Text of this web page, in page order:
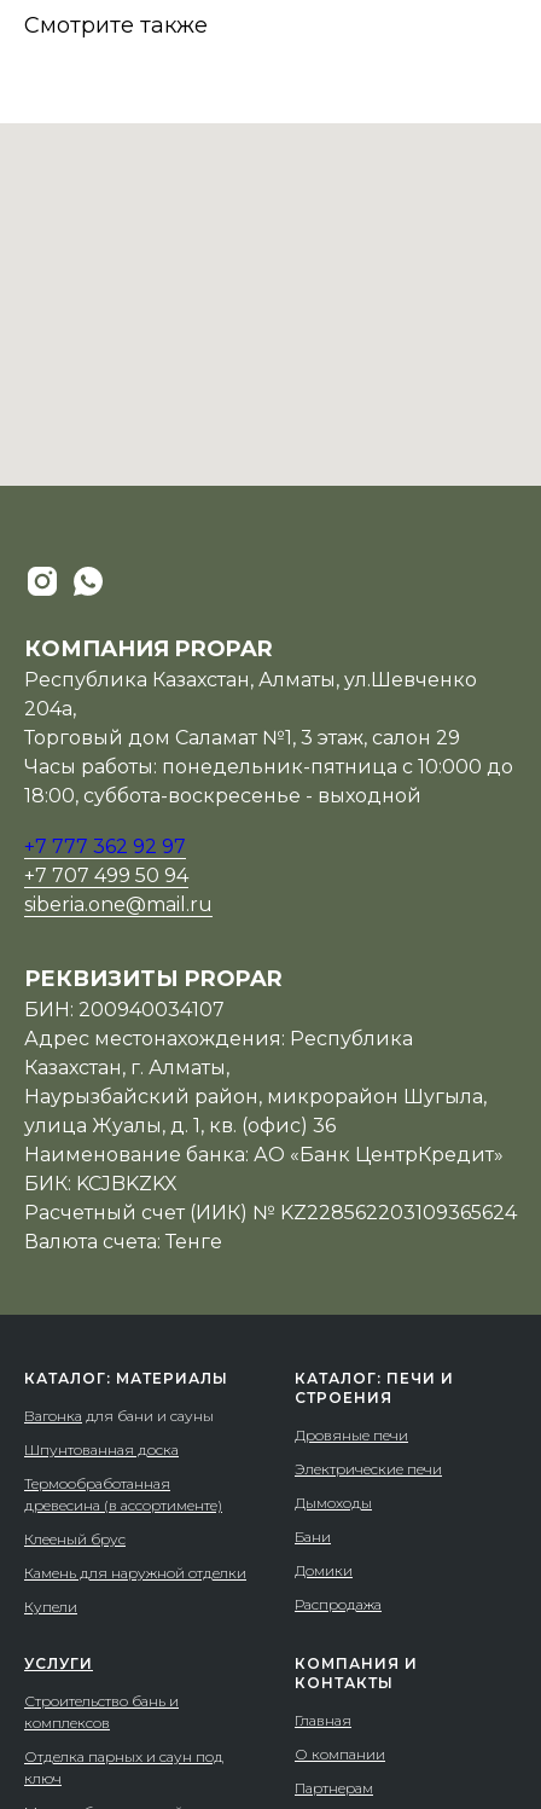
Смотрите также
КОМПАНИЯ PROPAR
Республика Казахстан, Алматы, ул.Шевченко
204а,
Торговый дом Саламат №1, 3 этаж, салон 29
Часы работы: понедельник-пятница с 10:000 до
18:00, суббота-воскресенье - выходной
+7 777 362 92 97
+7 707 499 50 94
siberia.one@mail.ru
РЕКВИЗИТЫ PROPAR
БИН: 200940034107
Адрес местонахождения: Республика
Казахстан, г. Алматы,
Наурызбайский район, микрорайон Шугыла,
улица Жуалы, д. 1, кв. (офис) 36
Наименование банка: АО «Банк ЦентрКредит»
БИК: KCJBKZKX
Расчетный счет (ИИК) № KZ228562203109365624
Валюта счета: Тенге
КАТАЛОГ: МАТЕРИАЛЫ
Вагонка для бани и сауны
Шпунтованная доска
Термообработанная
древесина (в ассортименте)
Клееный брус
Камень для наружной отделки
Купели
КАТАЛОГ: ПЕЧИ И
СТРОЕНИЯ
Дровяные печи
Электрические печи
Дымоходы
Бани
Домики
Распродажа
УСЛУГИ
Строительство бань и
комплексов
Отделка парных и саун под
ключ
КОМПАНИЯ И
КОНТАКТЫ
Главная
О компании
Партнерам